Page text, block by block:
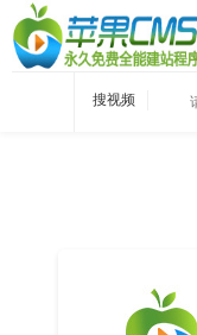
搜视频